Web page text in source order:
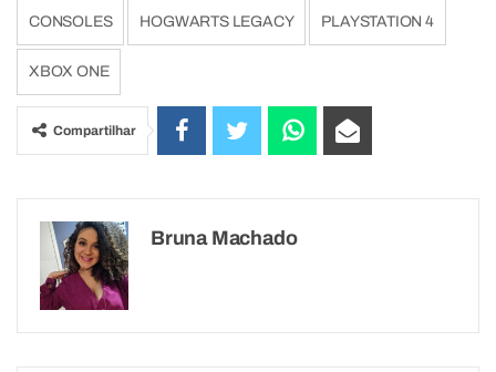
CONSOLES HOGWARTS LEGACY PLAYSTATION 4
XBOX ONE
Compartilhar
Bruna Machado